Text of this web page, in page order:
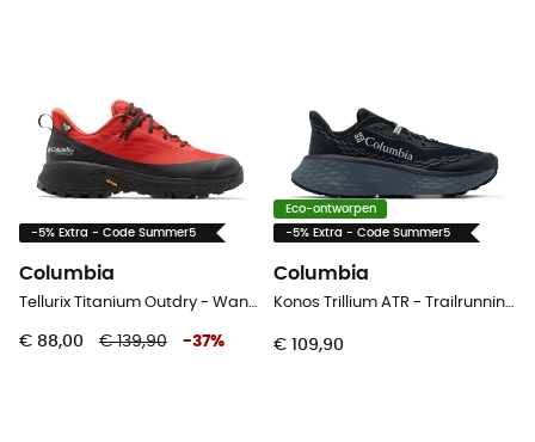
-5% Extra - Code Summer5
Columbia
Tellurix Titanium Outdry - Wandelschoenen - Heren
€ 88,00 € 139,90 -37%
Eco-ontworpen
-5% Extra - Code Summer5
Columbia
Konos Trillium ATR - Trailrunningschoenen - Dames
€ 109,90